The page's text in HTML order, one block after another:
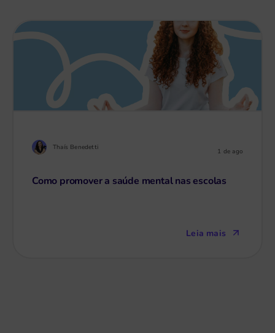
Thaís Benedetti 1 de ago
Como promover a saúde mental nas escolas
Leia mais